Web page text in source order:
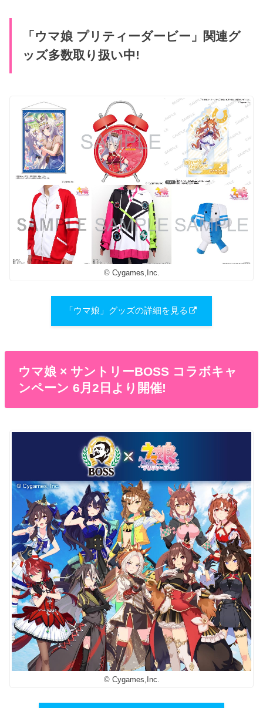
「ウマ娘 プリティーダービー」関連グ
ッズ多数取り扱い中!
© Cygames,Inc.
「ウマ娘」グッズの詳細を見る
ウマ娘 × サントリーBOSS コラボキャ
ンペーン 6月2日より開催!
© Cygames,Inc.